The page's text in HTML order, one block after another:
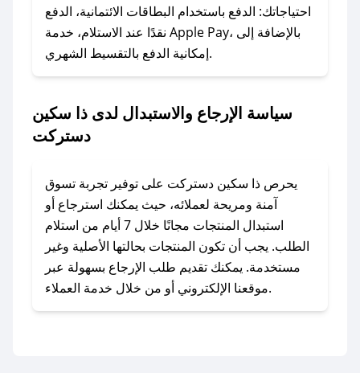
### ماذا أفعل إذا لم أجد كود خصم لمتجري
المفضل؟
في حال عدم توفر كوبونات لمتجرك المفضل، يمكنك
أسرع وقت ممكن.
سكين دستركت؟
للحصول على كوبونات وخصومات حصرية، قم بما
يلي:
في تطبيق صحصح.
- تابع حسابنا الرسمي على تويتر وقم بتفعيل زر
احتياجاتك: الدفع باستخدام البطاقات الائتمانية، الدفع
نقدًا عند الاستلام، خدمة Apple Pay، بالإضافة إلى
إمكانية الدفع بالتقسيط الشهري.
سياسة الإرجاع والاستبدال لدى ذا سكين
دستركت
يحرص ذا سكين دستركت على توفير تجربة تسوق
آمنة ومريحة لعملائه، حيث يمكنك استرجاع أو
استبدال المنتجات مجانًا خلال 7 أيام من استلام
الطلب. يجب أن تكون المنتجات بحالتها الأصلية وغير
مستخدمة. يمكنك تقديم طلب الإرجاع بسهولة عبر
موقعنا الإلكتروني أو من خلال خدمة العملاء.